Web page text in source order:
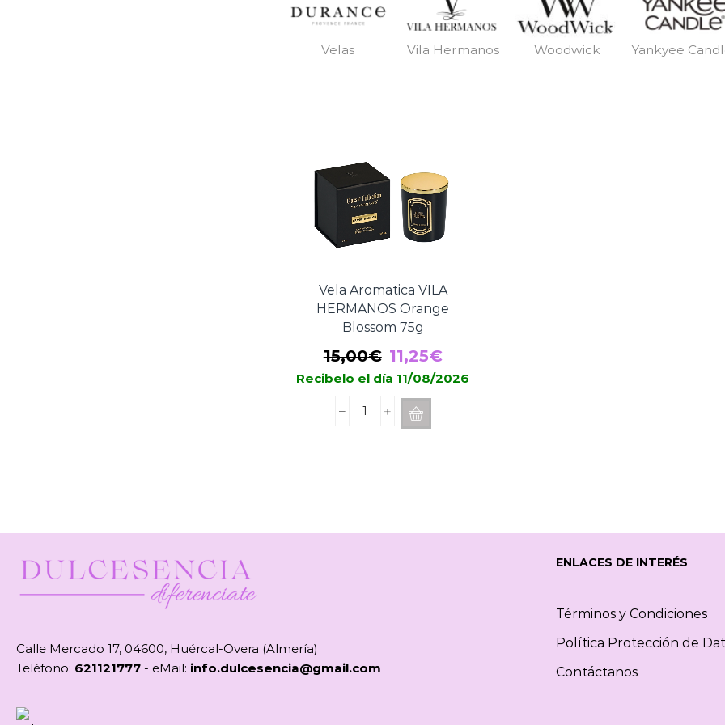
Velas Vila Hermanos Woodwick Yankyee
Vela Aromatica VILA
HERMANOS Orange
Blossom 75g
15,00€ El
precio
original
era:
11,25€El
precio
Recibelo el día 11/08/2026
Vela
cantidad
Calle Mercado 17, 04600, Huércal-Overa (Almería)
Teléfono: 621121777 - eMail: info.dulcesencia@gmail.com
ENLACES DE INTERÉS
Términos y Condiciones
Política Protección de
Contáctanos